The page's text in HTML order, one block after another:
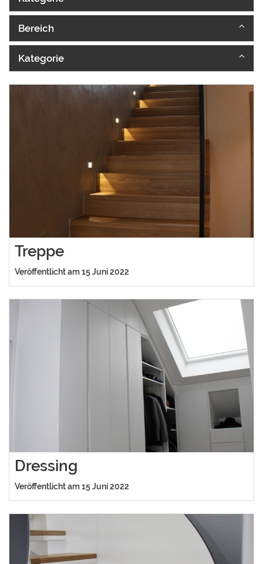
Bereich
Kategorie
Treppe
Veröffentlicht am 15 Juni 2022
Dressing
Veröffentlicht am 15 Juni 2022